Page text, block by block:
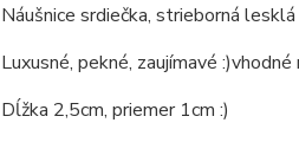
Náušnice srdiečka, strieborná
Luxusné, pekné, zaujímavé :)vhodné
Dĺžka 2,5cm, priemer 1cm :)